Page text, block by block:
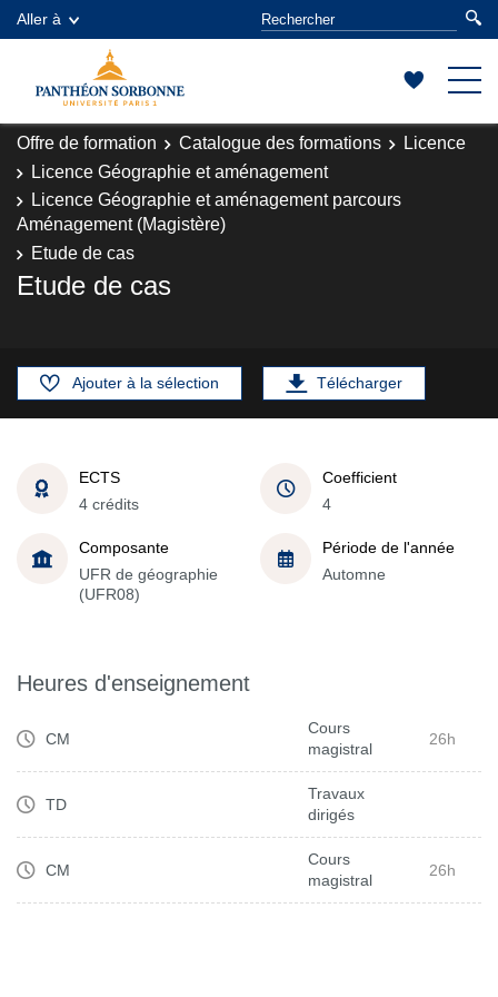
Aller à
Offre de formation Catalogue des formations
Licence
Licence Géographie et aménagement
Licence Géographie et aménagement parcours
Aménagement (Magistère)
Etude de cas
Etude de cas
Ajouter à la sélection Télécharger
ECTS
4 crédits
Coefficient
4
Composante
UFR de géographie
(UFR08)
Période de l'année
Automne
Heures d'enseignement
CM
Cours
magistral
26h
TD
Travaux
dirigés
CM
Cours
magistral
26h